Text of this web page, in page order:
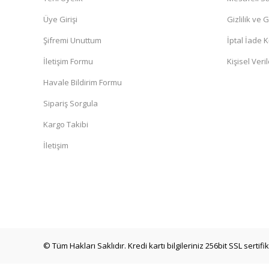
Üye Girişi
Şifremi Unuttum
İletişim Formu
Havale Bildirim Formu
Sipariş Sorgula
Kargo Takibi
İletişim
Gizlilik ve
İptal İade
Kişisel
© Tüm Hakları Saklıdır. Kredi kartı bilgileriniz 256bit SSL